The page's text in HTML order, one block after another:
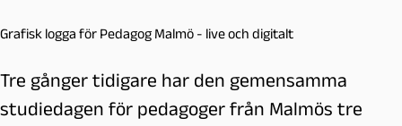
Grafisk logga för Pedagog Malmö - live och digitalt
Tre gånger tidigare har den gemensamma
studiedagen för pedagoger från Malmös tre